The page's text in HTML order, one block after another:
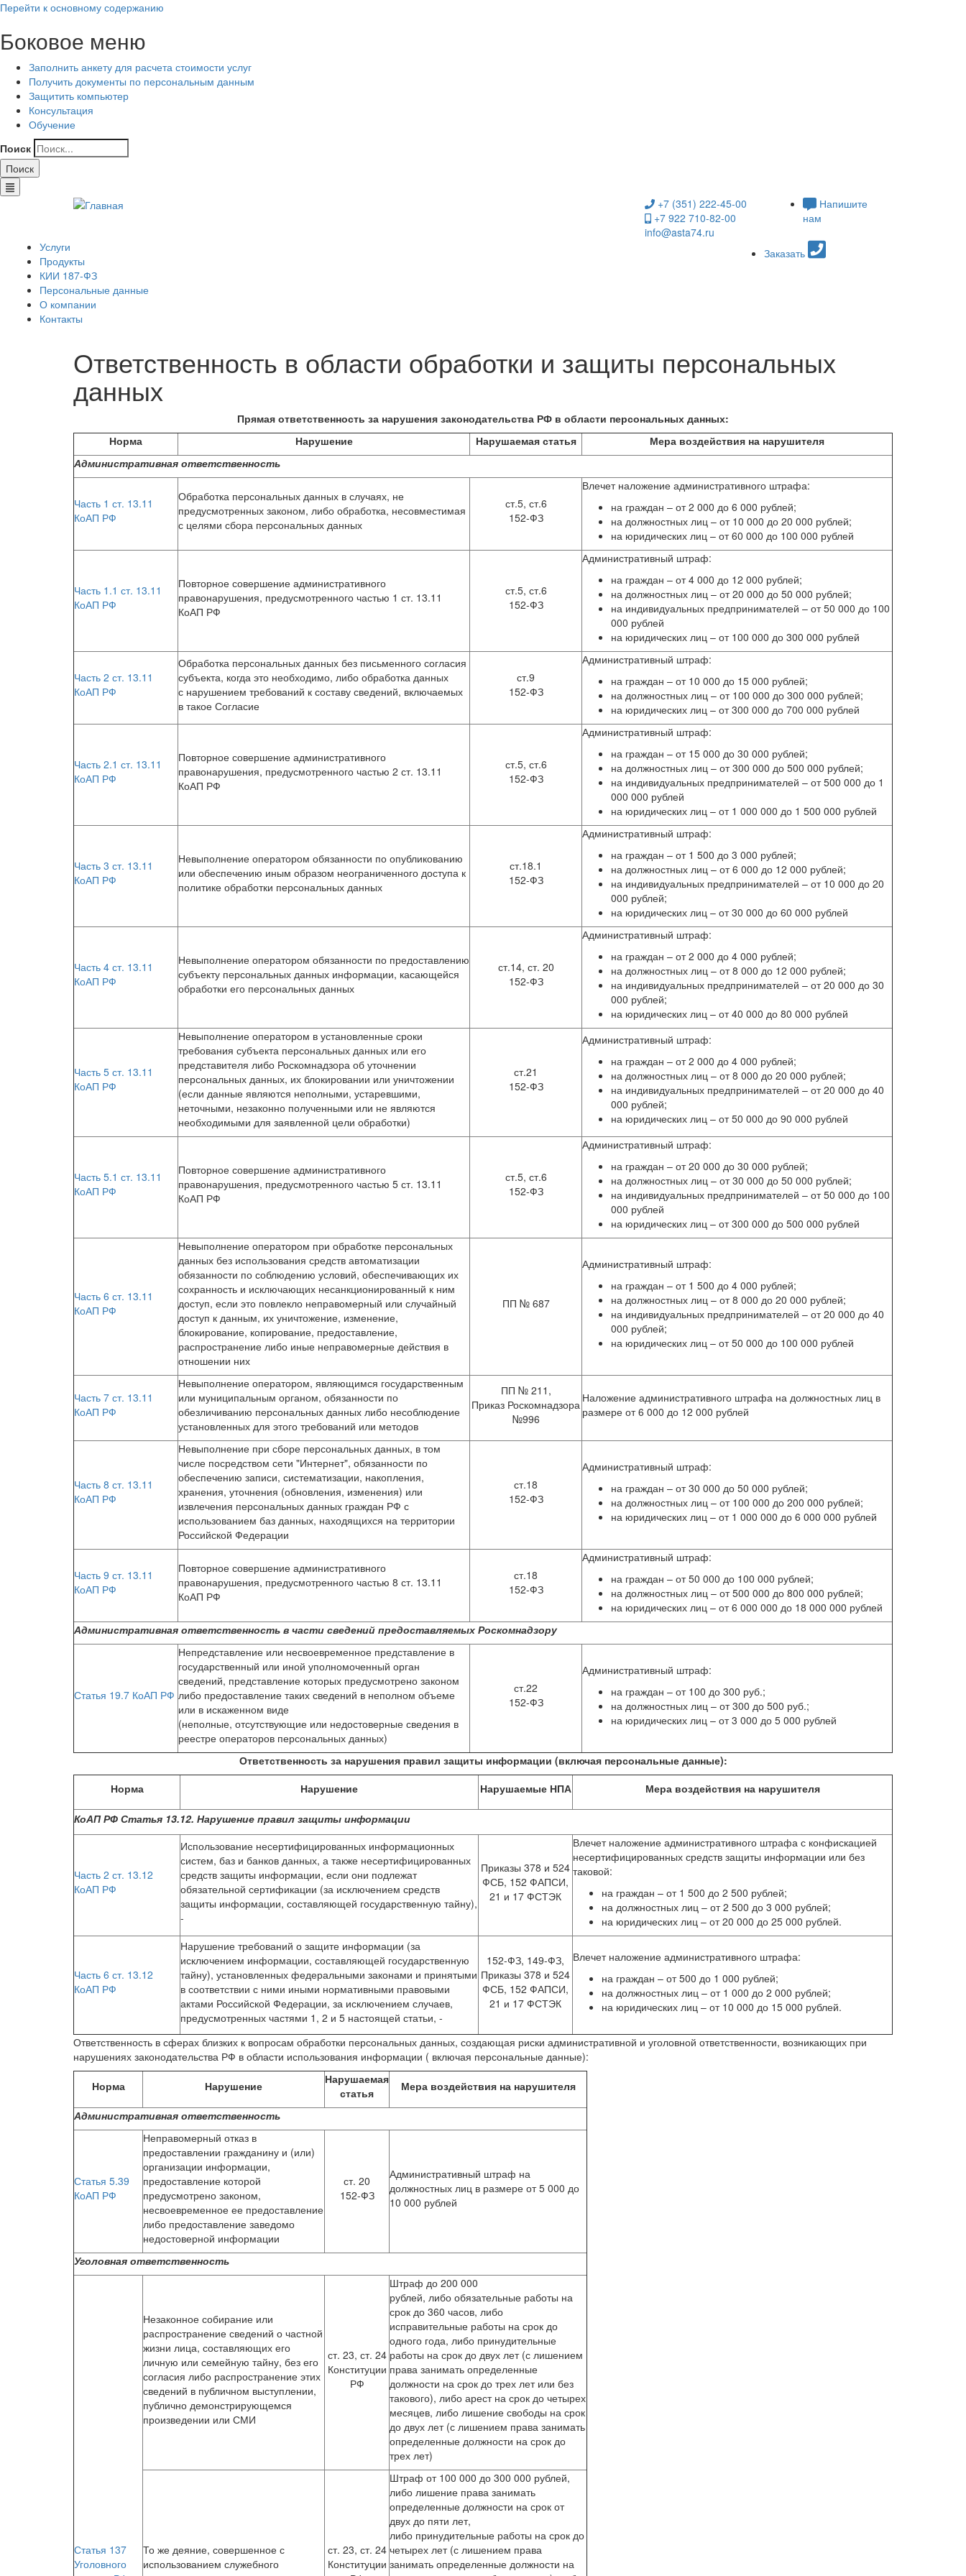
Перейти к основному содержанию
Боковое меню
Заполнить анкету для расчета стоимости услуг
Получить документы по персональным данным
Защитить компьютер
Консультация
Обучение
Поиск
+7 (351) 222-45-00
+7 922 710-82-00
info@asta74.ru
Напишите
нам
Заказать
Услуги
Продукты
КИИ 187-ФЗ
Персональные данные
О компании
Контакты
Ответственность в области обработки и защиты персональных
данных
Прямая ответственность за нарушения законодательства РФ в области персональных данных:
Норма
Нарушение Нарушаемая статья
Мера воздействия на нарушителя
Административная ответственность
Часть 1 ст. 13.11
КоАП РФ
Обработка персональных данных в случаях, не
предусмотренных законом, либо обработка, несовместимая
с целями сбора персональных данных
ст.5, ст.6
152-ФЗ
Влечет наложение административного штрафа:
на граждан – от 2 000 до 6 000 рублей;
на должностных лиц – от 10 000 до 20 000 рублей;
на юридических лиц – от 60 000 до 100 000 рублей
Часть 1.1 ст. 13.11
КоАП РФ
Повторное совершение административного
правонарушения, предусмотренного частью 1 ст. 13.11
КоАП РФ
ст.5, ст.6
152-ФЗ
Административный штраф:
на граждан – от 4 000 до 12 000 рублей;
на должностных лиц – от 20 000 до 50 000 рублей;
на индивидуальных предпринимателей – от 50 000 до 100
000 рублей
на юридических лиц – от 100 000 до 300 000 рублей
Часть 2 ст. 13.11
КоАП РФ
Обработка персональных данных без письменного согласия
субъекта, когда это необходимо, либо обработка данных
с нарушением требований к составу сведений, включаемых
в такое Согласие
ст.9
152-ФЗ
Административный штраф:
на граждан – от 10 000 до 15 000 рублей;
на должностных лиц – от 100 000 до 300 000 рублей;
на юридических лиц – от 300 000 до 700 000 рублей
Часть 2.1 ст. 13.11
КоАП РФ
Повторное совершение административного
правонарушения, предусмотренного частью 2 ст. 13.11
КоАП РФ
ст.5, ст.6
152-ФЗ
Административный штраф:
на граждан – от 15 000 до 30 000 рублей;
на должностных лиц – от 300 000 до 500 000 рублей;
на индивидуальных предпринимателей – от 500 000 до 1
000 000 рублей
на юридических лиц – от 1 000 000 до 1 500 000 рублей
Часть 3 ст. 13.11
КоАП РФ
Невыполнение оператором обязанности по опубликованию
или обеспечению иным образом неограниченного доступа к
политике обработки персональных данных
ст.18.1
152-ФЗ
Административный штраф:
на граждан – от 1 500 до 3 000 рублей;
на должностных лиц – от 6 000 до 12 000 рублей;
на индивидуальных предпринимателей – от 10 000 до 20
000 рублей;
на юридических лиц – от 30 000 до 60 000 рублей
Часть 4 ст. 13.11
КоАП РФ
Невыполнение оператором обязанности по предоставлению
субъекту персональных данных информации, касающейся
обработки его персональных данных
ст.14, ст. 20
152-ФЗ
Административный штраф:
на граждан – от 2 000 до 4 000 рублей;
на должностных лиц – от 8 000 до 12 000 рублей;
на индивидуальных предпринимателей – от 20 000 до 30
000 рублей;
на юридических лиц – от 40 000 до 80 000 рублей
Часть 5 ст. 13.11
КоАП РФ
Невыполнение оператором в установленные сроки
требования субъекта персональных данных или его
представителя либо Роскомнадзора об уточнении
персональных данных, их блокировании или уничтожении
(если данные являются неполными, устаревшими,
неточными, незаконно полученными или не являются
необходимыми для заявленной цели обработки)
ст.21
152-ФЗ
Административный штраф:
на граждан – от 2 000 до 4 000 рублей;
на должностных лиц – от 8 000 до 20 000 рублей;
на индивидуальных предпринимателей – от 20 000 до 40
000 рублей;
на юридических лиц – от 50 000 до 90 000 рублей
Часть 5.1 ст. 13.11
КоАП РФ
Повторное совершение административного
правонарушения, предусмотренного частью 5 ст. 13.11
КоАП РФ
ст.5, ст.6
152-ФЗ
Административный штраф:
на граждан – от 20 000 до 30 000 рублей;
на должностных лиц – от 30 000 до 50 000 рублей;
на индивидуальных предпринимателей – от 50 000 до 100
000 рублей
на юридических лиц – от 300 000 до 500 000 рублей
Часть 6 ст. 13.11
КоАП РФ
Невыполнение оператором при обработке персональных
данных без использования средств автоматизации
обязанности по соблюдению условий, обеспечивающих их
сохранность и исключающих несанкционированный к ним
доступ, если это повлекло неправомерный или случайный
доступ к данным, их уничтожение, изменение,
блокирование, копирование, предоставление,
распространение либо иные неправомерные действия в
отношении них
ПП № 687
Административный штраф:
на граждан – от 1 500 до 4 000 рублей;
на должностных лиц – от 8 000 до 20 000 рублей;
на индивидуальных предпринимателей – от 20 000 до 40
000 рублей;
на юридических лиц – от 50 000 до 100 000 рублей
Часть 7 ст. 13.11
КоАП РФ
Невыполнение оператором, являющимся государственным
или муниципальным органом, обязанности по
обезличиванию персональных данных либо несоблюдение
установленных для этого требований или методов
ПП № 211,
Приказ Роскомнадзора
№996
Наложение административного штрафа на должностных лиц в
размере от 6 000 до 12 000 рублей
Часть 8 ст. 13.11
КоАП РФ
Невыполнение при сборе персональных данных, в том
числе посредством сети "Интернет", обязанности по
обеспечению записи, систематизации, накопления,
хранения, уточнения (обновления, изменения) или
извлечения персональных данных граждан РФ с
использованием баз данных, находящихся на территории
Российской Федерации
ст.18
152-ФЗ
Административный штраф:
на граждан – от 30 000 до 50 000 рублей;
на должностных лиц – от 100 000 до 200 000 рублей;
на юридических лиц – от 1 000 000 до 6 000 000 рублей
Часть 9 ст. 13.11
КоАП РФ
Повторное совершение административного
правонарушения, предусмотренного частью 8 ст. 13.11
КоАП РФ
ст.18
152-ФЗ
Административный штраф:
на граждан – от 50 000 до 100 000 рублей;
на должностных лиц – от 500 000 до 800 000 рублей;
на юридических лиц – от 6 000 000 до 18 000 000 рублей
Административная ответственность в части сведений предоставляемых Роскомнадзору
Статья 19.7 КоАП РФ
Непредставление или несвоевременное представление в
государственный или иной уполномоченный орган
сведений, представление которых предусмотрено законом
либо предоставление таких сведений в неполном объеме
или в искаженном виде
(неполные, отсутствующие или недостоверные сведения в
реестре операторов персональных данных)
ст.22
152-ФЗ
Административный штраф:
на граждан – от 100 до 300 руб.;
на должностных лиц – от 300 до 500 руб.;
на юридических лиц – от 3 000 до 5 000 рублей
Ответственность за нарушения правил защиты информации (включая персональные данные):
Норма
Нарушение Нарушаемые НПА Мера воздействия на нарушителя
КоАП РФ Статья 13.12. Нарушение правил защиты информации
Часть 2 ст. 13.12
КоАП РФ
Использование несертифицированных информационных
систем, баз и банков данных, а также несертифицированных
средств защиты информации, если они подлежат
обязательной сертификации (за исключением средств
защиты информации, составляющей государственную тайну),
-
Приказы 378 и 524
ФСБ, 152 ФАПСИ,
21 и 17 ФСТЭК
Влечет наложение административного штрафа с конфискацией
несертифицированных средств защиты информации или без
таковой:
на граждан – от 1 500 до 2 500 рублей;
на должностных лиц – от 2 500 до 3 000 рублей;
на юридических лиц – от 20 000 до 25 000 рублей.
Часть 6 ст. 13.12
КоАП РФ
Нарушение требований о защите информации (за
исключением информации, составляющей государственную
тайну), установленных федеральными законами и принятыми
в соответствии с ними иными нормативными правовыми
актами Российской Федерации, за исключением случаев,
предусмотренных частями 1, 2 и 5 настоящей статьи, -
152-ФЗ, 149-ФЗ,
Приказы 378 и 524
ФСБ, 152 ФАПСИ,
21 и 17 ФСТЭК
Влечет наложение административного штрафа:
на граждан – от 500 до 1 000 рублей;
на должностных лиц – от 1 000 до 2 000 рублей;
на юридических лиц – от 10 000 до 15 000 рублей.
Ответственность в сферах близких к вопросам обработки персональных данных, создающая риски административной и уголовной ответственности, возникающих при
нарушениях законодательства РФ в области использования информации ( включая персональные данные):
Норма Нарушение
Нарушаемая
статья
Мера воздействия на нарушителя
Административная ответственность
Статья 5.39
КоАП РФ
Неправомерный отказ в
предоставлении гражданину и (или)
организации информации,
предоставление которой
предусмотрено законом,
несвоевременное ее предоставление
либо предоставление заведомо
недостоверной информации
ст. 20
152-ФЗ
Административный штраф на
должностных лиц в размере от 5 000 до
10 000 рублей
Уголовная ответственность
Статья 137
Уголовного
Незаконное собирание или
распространение сведений о частной
жизни лица, составляющих его
личную или семейную тайну, без его
согласия либо распространение этих
сведений в публичном выступлении,
публично демонстрирующемся
произведении или СМИ
ст. 23, ст. 24
Конституции
РФ
Штраф до 200 000
рублей, либо обязательные работы на
срок до 360 часов, либо
исправительные работы на срок до
одного года, либо принудительные
работы на срок до двух лет (с лишением
права занимать определенные
должности на срок до трех лет или без
такового), либо арест на срок до четырех
месяцев, либо лишение свободы на срок
до двух лет (с лишением права занимать
определенные должности на срок до
трех лет)
То же деяние, совершенное с
использованием служебного
ст. 23, ст. 24
Конституции
Штраф от 100 000 до 300 000 рублей,
либо лишение права занимать
определенные должности на срок от
двух до пяти лет,
либо принудительные работы на срок до
четырех лет (с лишением права
занимать определенные должности на